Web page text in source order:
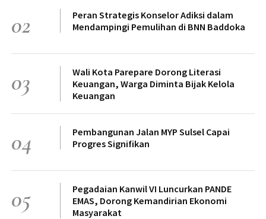
02
Peran Strategis Konselor Adiksi dalam
Mendampingi Pemulihan di BNN Baddoka
03
Wali Kota Parepare Dorong Literasi
Keuangan, Warga Diminta Bijak Kelola
Keuangan
04
Pembangunan Jalan MYP Sulsel Capai
Progres Signifikan
05
Pegadaian Kanwil VI Luncurkan PANDE
EMAS, Dorong Kemandirian Ekonomi
Masyarakat